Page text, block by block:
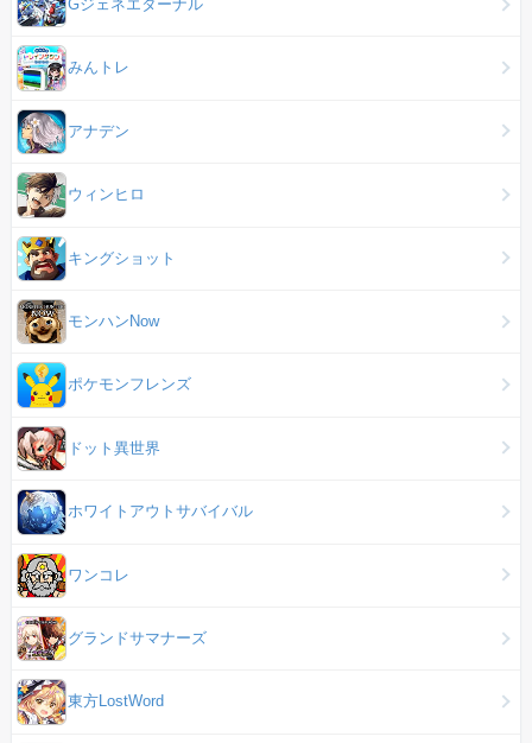
Gジェネエターナル
みんトレ
アナデン
ウィンヒロ
キングショット
モンハンNow
ポケモンフレンズ
ドット異世界
ホワイトアウトサバイバル
ワンコレ
グランドサマナーズ
東方LostWord